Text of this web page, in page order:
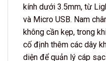
kính dưới 3.5mm, từ
và Micro USB. Nam
không cần kẹp, trong
cố định thêm các dây
diện để quản lý cáp